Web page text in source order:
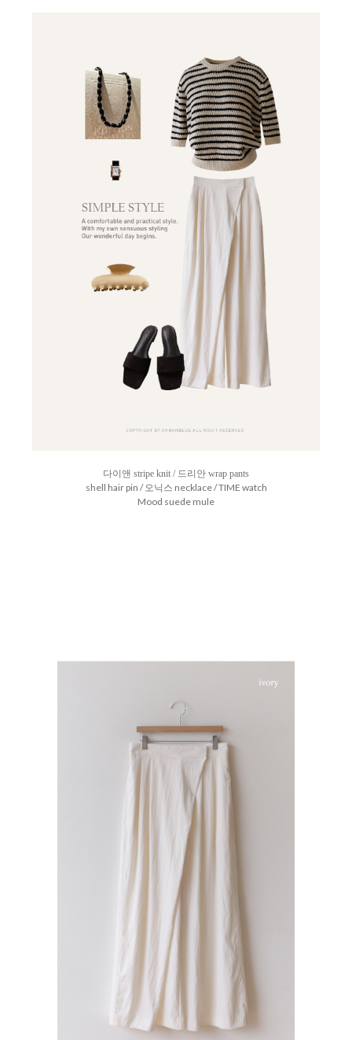
다이앤 stripe knit / 드리안 wrap pants
shell hair pin / 오닉스 necklace /TIME watch
Mood suede mule